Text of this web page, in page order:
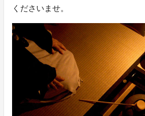
くださいませ。